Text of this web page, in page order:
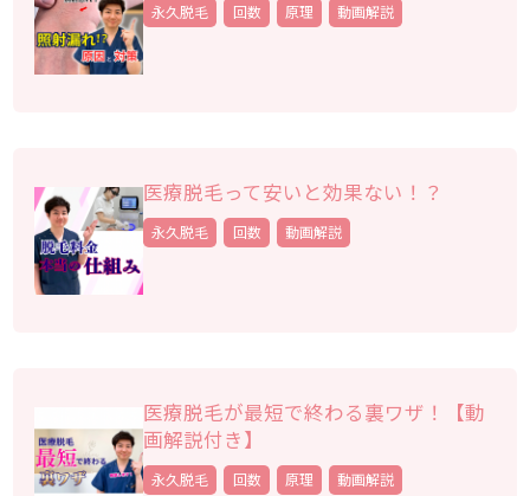
永久脱毛 回数 原理 動画解説
医療脱毛って安いと効果ない！？
永久脱毛 回数 動画解説
医療脱毛が最短で終わる裏ワザ！【動
画解説付き】
永久脱毛 回数 原理 動画解説